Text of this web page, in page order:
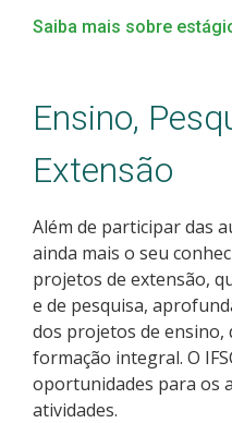
Saiba mais sobre
Ensino,
Extensão
Além de participar das
ainda mais o seu
projetos de extensão,
e de pesquisa,
dos projetos de ensino,
formação integral. O
oportunidades para os
atividades.